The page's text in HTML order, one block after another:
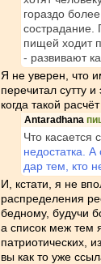
гораздо
сострадание.
пищей ходит
- развивают
Я не уверен, что
перечитал сутту
когда такой
Antaradhana
Что касается
недостатка.
дар тем, кто
И, кстати, я не
распределения
бедному, будучи
а список меж тем
патриотических,
вы как то уже